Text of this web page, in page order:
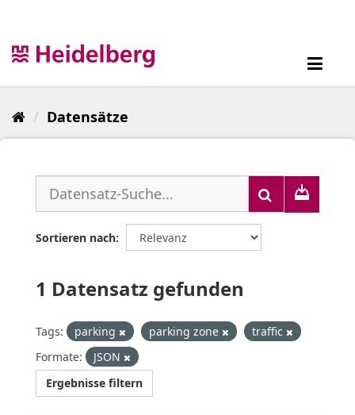
Datensätze
Sortieren nach
1 Datensatz gefunden
Tags: parking parking zone
traffic
Formate:
JSON
Ergebnisse filtern